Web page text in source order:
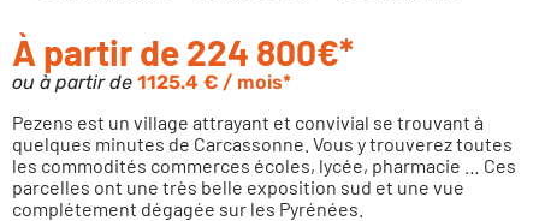
À partir de 224 800€*
ou à partir de 1125.4 € / mois*
Pezens est un village attrayant et convivial se trouvant à
quelques minutes de Carcassonne. Vous y trouverez toutes
les commodités commerces écoles, lycée, pharmacie … Ces
parcelles ont une très belle exposition sud et une vue
complétement dégagée sur les Pyrénées.